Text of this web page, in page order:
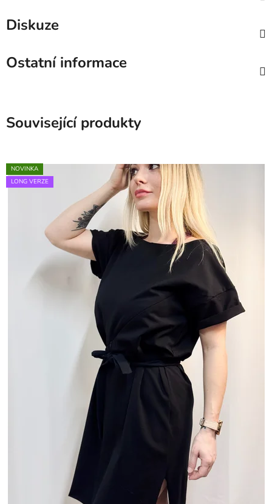
Diskuze
Ostatní informace
Související produkty
NOVINKA
LONG VERZE